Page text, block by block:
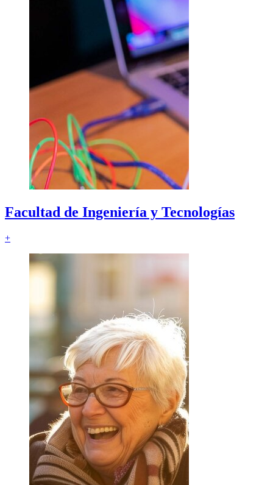
Facultad de Ingeniería y Tecnologías
+